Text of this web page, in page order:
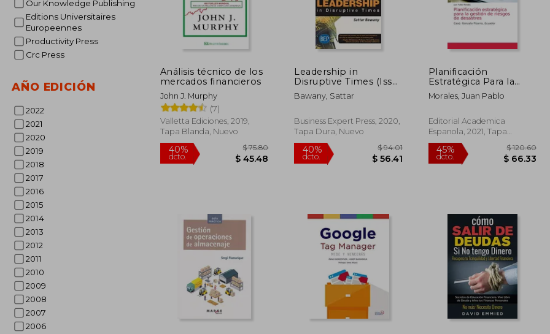
Our Knowledge Publishing
Editions Universitaires
Europeennes
Productivity Press
Crc Press
AÑO EDICIÓN
2022
2021
2020
2019
2018
2017
2016
2015
2014
2013
2012
2011
2010
2009
2008
2007
2006
Análisis técnico de los
mercados financieros
John J. Murphy
(7)
Valletta Ediciones, 2019,
Tapa Blanda, Nuevo
Leadership in
Disruptive Times (Issn)
(en Inglés)
Bawany, Sattar
Business Expert Press, 2020,
Tapa Dura, Nuevo
Planificación
Estratégica Para la
Gestión de Riesgos de
Desastres: Caso:
Ecuador
Morales, Juan Pablo
Editorial Academica
Espanola, 2021, Tapa
Blanda, Nuevo